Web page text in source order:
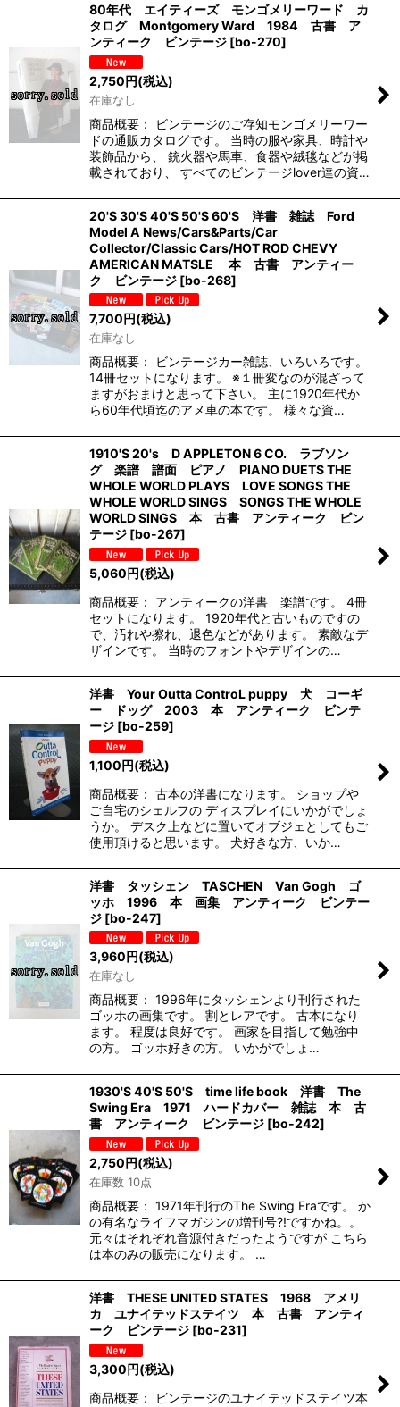
80年代 エイティーズ モンゴメリーワード カ
タログ Montgomery Ward 1984 古書 ア
ンティーク ビンテージ [bo-270]
2,750円(税込)
在庫なし
商品概要： ビンテージのご存知モンゴメリーワー
ドの通販カタログです。 当時の服や家具、時計や
装飾品から、 銃火器や馬車、食器や絨毯などが掲
載されており、 すべてのビンテージlover達の資…
20'S 30'S 40'S 50'S 60'S 洋書 雑誌 Ford
Model A News/Cars&Parts/Car
Collector/Classic Cars/HOT ROD CHEVY
AMERICAN MATSLE 本 古書 アンティー
ク ビンテージ [bo-268]
7,700円(税込)
在庫なし
商品概要： ビンテージカー雑誌、いろいろです。
14冊セットになります。 ※１冊変なのが混ざって
ますがおまけと思って下さい。 主に1920年代か
ら60年代頃迄のアメ車の本です。 様々な資…
1910'S 20's D APPLETON 6 CO. ラブソン
グ 楽譜 譜面 ピアノ PIANO DUETS THE
WHOLE WORLD PLAYS LOVE SONGS THE
WHOLE WORLD SINGS SONGS THE WHOLE
WORLD SINGS 本 古書 アンティーク ビン
テージ [bo-267]
5,060円(税込)
商品概要： アンティークの洋書 楽譜です。 4冊
セットになります。 1920年代と古いものですの
で、汚れや擦れ、退色などがあります。 素敵なデ
ザインです。 当時のフォントやデザインの…
洋書 Your Outta ControL puppy 犬 コーギ
ー ドッグ 2003 本 アンティーク ビンテ
ージ [bo-259]
1,100円(税込)
商品概要： 古本の洋書になります。 ショップや
ご自宅のシェルフの ディスプレイにいかがでしょ
うか。 デスク上などに置いてオブジェとしてもご
使用頂けると思います。 犬好きな方、いか…
洋書 タッシェン TASCHEN Van Gogh ゴ
ッホ 1996 本 画集 アンティーク ビンテー
ジ [bo-247]
3,960円(税込)
在庫なし
商品概要： 1996年にタッシェンより刊行された
ゴッホの画集です。 割とレアです。 古本になり
ます。 程度は良好です。 画家を目指して勉強中
の方。 ゴッホ好きの方。 いかがでしょ…
1930'S 40'S 50'S time life book 洋書 The
Swing Era 1971 ハードカバー 雑誌 本 古
書 アンティーク ビンテージ [bo-242]
2,750円(税込)
在庫数 10点
商品概要： 1971年刊行のThe Swing Eraです。 か
の有名なライフマガジンの増刊号?!ですかね。。
元々はそれぞれ音源付きだったようですが こちら
は本のみの販売になります。 …
洋書 THESE UNITED STATES 1968 アメリ
カ ユナイテッドステイツ 本 古書 アンティ
ーク ビンテージ [bo-231]
3,300円(税込)
商品概要： ビンテージのユナイテッドステイツ本